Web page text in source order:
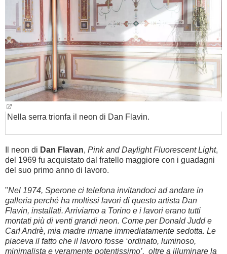
Nella serra trionfa il neon di Dan Flavin.
Il neon di Dan Flavan, Pink and Daylight Fluorescent Light,
del 1969 fu acquistato dal fratello maggiore con i guadagni
del suo primo anno di lavoro.
"Nel 1974, Sperone ci telefona invitandoci ad andare in
galleria perché ha moltissi lavori di questo artista Dan
Flavin, installati. Arriviamo a Torino e i lavori erano tutti
montati più di venti grandi neon. Come per Donald Judd e
Carl Andrè, mia madre rimane immediatamente sedotta. Le
piaceva il fatto che il lavoro fosse ‘ordinato, luminoso,
minimalista e veramente potentissimo’, oltre a illuminare la